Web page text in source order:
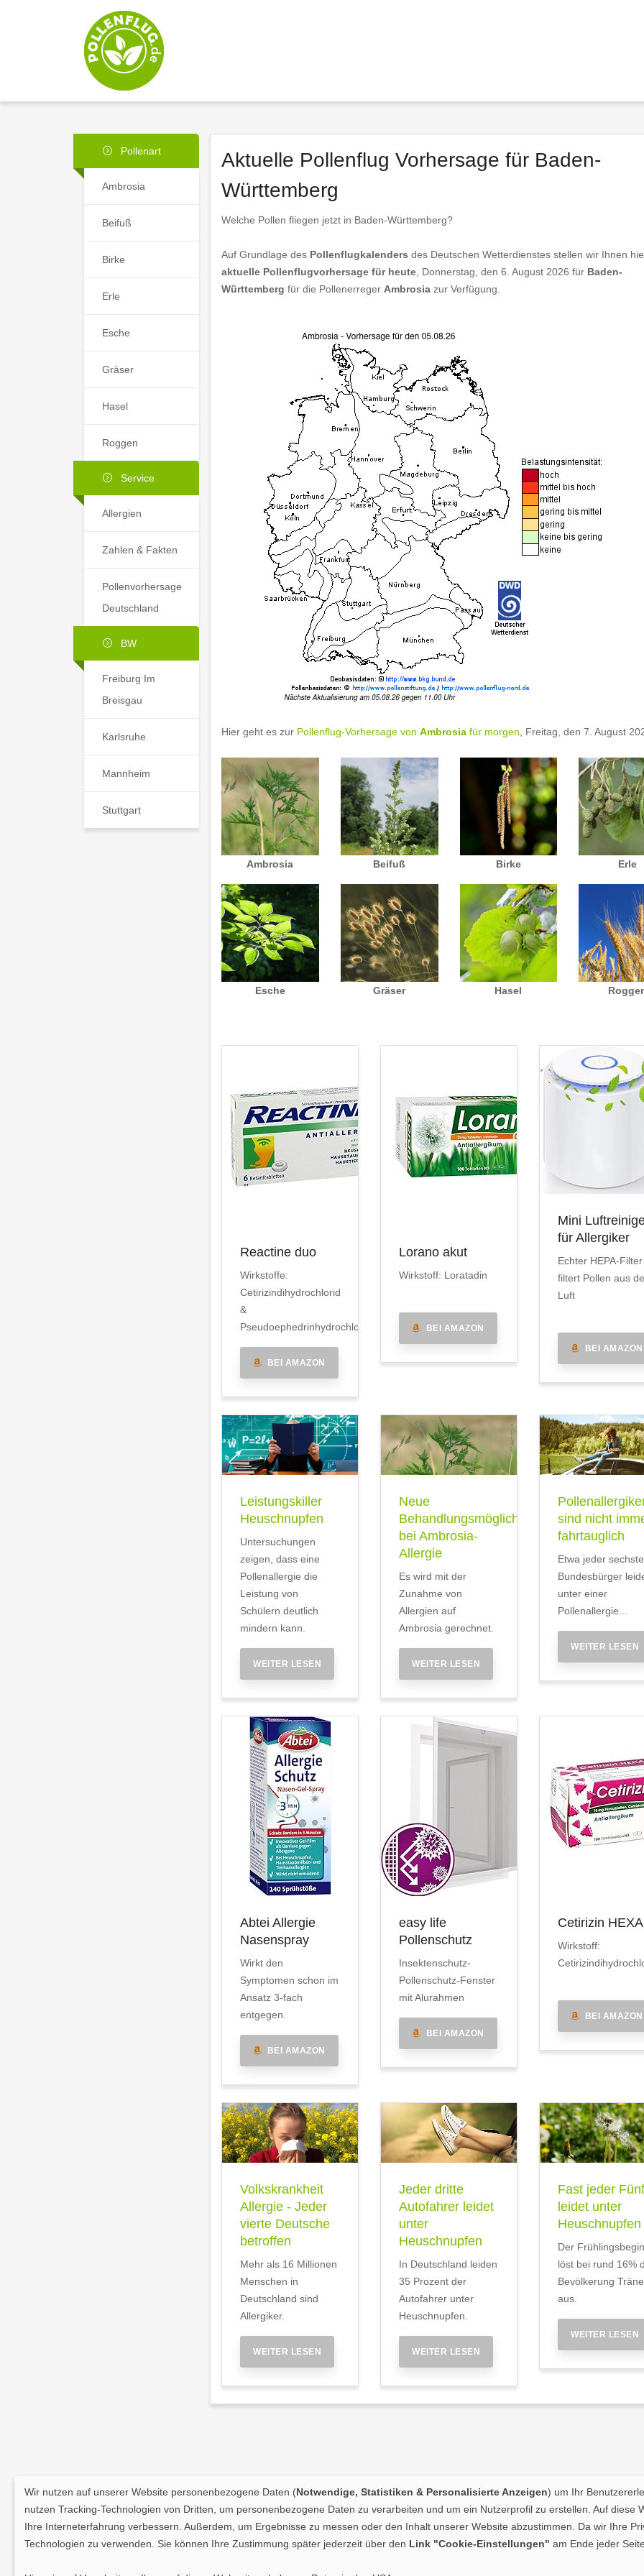
Pollenart
Ambrosia
Beifuß
Birke
Erle
Esche
Gräser
Hasel
Roggen
Service
Allergien
Zahlen & Fakten
Pollenvorhersage
Deutschland
BW
Freiburg Im
Breisgau
Karlsruhe
Mannheim
Stuttgart
Aktuelle Pollenflug Vorhersage für Baden-
Württemberg
Welche Pollen fliegen jetzt in Baden-Württemberg?
Auf Grundlage des Pollenflugkalenders des Deutschen Wetterdienstes stellen wir Ihnen
aktuelle Pollenflugvorhersage für heute , Donnerstag, den 6. August 2026 für Baden-
Württemberg für die Pollenerreger Ambrosia zur Verfügung.
Hier geht es zur Pollenflug-Vorhersage von Ambrosia für morgen , Freitag, den 7. August
Ambrosia Beifuß Birke Erle
Esche Gräser Hasel
Reactine duo
Wirkstoffe:
Cetirizindihydrochlorid
&
Pseudoephedrinhydrochlorid
BEI AMAZON
Lorano akut
Wirkstoff: Loratadin
BEI AMAZON
Mini
für Allergiker
Echter HEPA-Filter
filtert Pollen aus
Luft
BEI AMAZON
Leistungskiller
Heuschnupfen
Untersuchungen
zeigen, dass eine
Pollenallergie die
Leistung von
Schülern deutlich
mindern kann.
WEITER LESEN
Neue
Behandlungsmöglichkeit
bei Ambrosia-
Allergie
Es wird mit der
Zunahme von
Allergien auf
Ambrosia gerechnet.
WEITER LESEN
sind nicht
fahrtauglich
Etwa jeder sechste
Bundesbürger
unter einer
Pollenallergie...
WEITER LESEN
Abtei Allergie
Nasenspray
Wirkt den
Symptomen schon im
Ansatz 3-fach
entgegen.
BEI AMAZON
easy life
Pollenschutz
Insektenschutz-
Pollenschutz-Fenster
mit Alurahmen
BEI AMAZON
Cetirizin
Wirkstoff:
BEI AMAZON
Volkskrankheit
Allergie - Jeder
vierte Deutsche
betroffen
Mehr als 16 Millionen
Menschen in
Deutschland sind
Allergiker.
WEITER LESEN
Jeder dritte
Autofahrer leidet
unter
Heuschnupfen
In Deutschland leiden
35 Prozent der
Autofahrer unter
Heuschnupfen.
WEITER LESEN
Fast jeder
leidet unter
Heuschnupfen
Der
löst bei rund 16%
Bevölkerung
aus.
WEITER LESEN
Wir nutzen auf unserer Website personenbezogene Daten (Notwendige, Statistiken & Personalisierte Anzeigen) um Ihr
nutzen Tracking-Technologien von Dritten, um personenbezogene Daten zu verarbeiten und um ein Nutzerprofil zu erstellen. Auf diese
Ihre Interneterfahrung verbessern. Außerdem, um Ergebnisse zu messen oder den Inhalt unserer Website abzustimmen. Da wir Ihre
Technologien zu verwenden. Sie können Ihre Zustimmung später jederzeit über den Link "Cookie-Einstellungen" am Ende jeder